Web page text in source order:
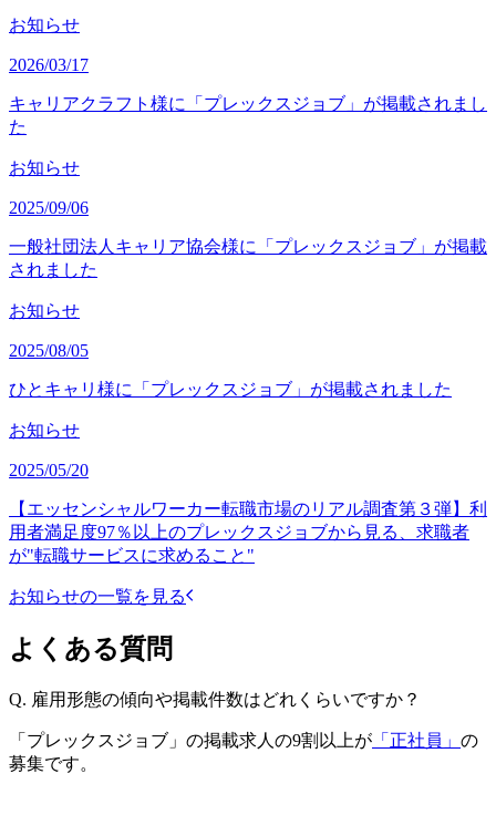
お知らせ
2026/03/17
キャリアクラフト様に「プレックスジョブ」が掲載されまし
た
お知らせ
2025/09/06
一般社団法人キャリア協会様に「プレックスジョブ」が掲載
されました
お知らせ
2025/08/05
ひとキャリ様に「プレックスジョブ」が掲載されました
お知らせ
2025/05/20
【エッセンシャルワーカー転職市場のリアル調査第３弾】利
用者満足度97％以上のプレックスジョブから見る、求職者
が"転職サービスに求めること"
お知らせの一覧を見る
よくある質問
Q. 雇用形態の傾向や掲載件数はどれくらいですか？
「プレックスジョブ」の掲載求人の9割以上が 「正社員」 の
募集です。